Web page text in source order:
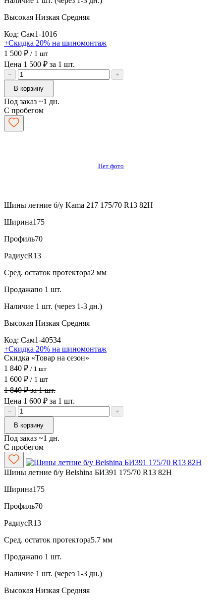
Высокая Низкая Средняя
Код: Сам1-1016
+Скидка 20% на шиномонтаж
1 500 ₽ / 1 шт
Цена 1 500 ₽ за 1 шт.
−
+
В корзину
Под заказ ~1 дн.
С пробегом
Нет фото
Шины летние б/у Kama 217 175/70 R13 82H
Ширина175
Профиль70
РадиусR13
Сред. остаток протектора2 мм
Продажапо 1 шт.
Наличие 1 шт. (через 1-3 дн.)
Высокая Низкая Средняя
Код: Сам1-40534
+Скидка 20% на шиномонтаж
Скидка «Товар на сезон»
1 840 ₽ / 1 шт
1 600 ₽ / 1 шт
1 840 ₽ за 1 шт.
Цена 1 600 ₽ за 1 шт.
−
+
В корзину
Под заказ ~1 дн.
С пробегом
Шины летние б/у Belshina БИ391 175/70 R13 82H
Ширина175
Профиль70
РадиусR13
Сред. остаток протектора5.7 мм
Продажапо 1 шт.
Наличие 1 шт. (через 1-3 дн.)
Высокая Низкая Средняя